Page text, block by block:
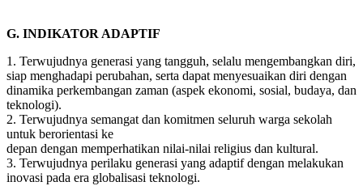
G. INDIKATOR ADAPTIF
1. Terwujudnya generasi yang tangguh, selalu mengembangkan diri,
siap menghadapi perubahan, serta dapat menyesuaikan diri dengan
dinamika perkembangan zaman (aspek ekonomi, sosial, budaya, dan
teknologi).
2. Terwujudnya semangat dan komitmen seluruh warga sekolah
untuk berorientasi ke
depan dengan memperhatikan nilai-nilai religius dan kultural.
3. Terwujudnya perilaku generasi yang adaptif dengan melakukan
inovasi pada era globalisasi teknologi.